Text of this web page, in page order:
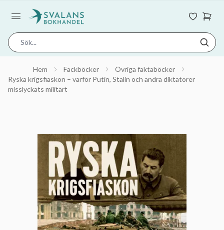
Hem Fackböcker
Övriga faktaböcker
Ryska krigsfiaskon – varför Putin, Stalin och andra diktatorer
misslyckats militärt